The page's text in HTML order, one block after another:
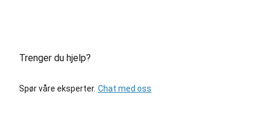
Trenger du hjelp?
Spør våre eksperter. Chat med oss